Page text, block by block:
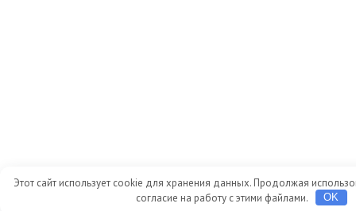
Этот сайт использует cookie для хранения данных. Продолжая
согласие на работу с этими файлами.
OK